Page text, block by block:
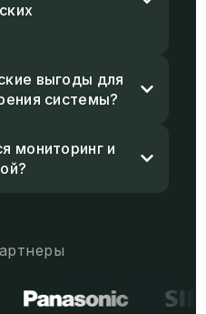
выгоды для
системы?
мониторинг и